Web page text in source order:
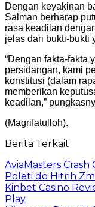
Dengan keyakinan
Salman berharap
rasa keadilan
jelas dari bukti-bukti
“Dengan fakta-fakta
persidangan, kami
konstitusi (dalam
memberikan
keadilan,”
(Magrifatulloh).
Berita Terkait
AviaMasters Crash
Poleti do Hitrih
Kinbet Casino
Play